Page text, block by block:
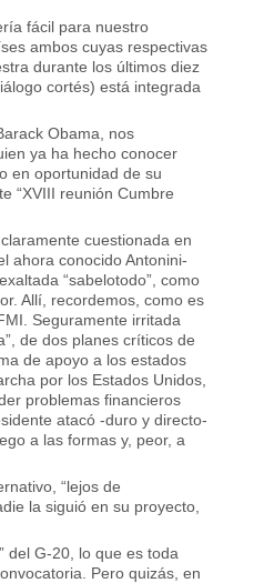
fácil para nuestro
ambos cuyas respectivas
durante los últimos diez
cortés) está integrada
Obama, nos
ya ha hecho conocer
en oportunidad de su
“XVIII reunión Cumbre
cuestionada en
ahora conocido Antonini-
“sabelotodo”, como
Allí, recordemos, como es
Seguramente irritada
de dos planes críticos de
de apoyo a los estados
por los Estados Unidos,
problemas financieros
atacó -duro y directo-
a las formas y, peor, a
“lejos de
la siguió en su proyecto,
del G-20, lo que es toda
Pero quizás, en